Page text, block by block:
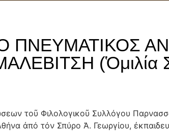
Ο ΠΝΕΥΜΑΤΙΚΟΣ
(Ὁμιλία
τοῦ Φιλολογικοῦ Συλλόγου
ἀπό τόν Σπύρο Ἀ. Γεωργίου,